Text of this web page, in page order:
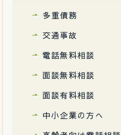
多重債務
交通事故
電話無料相談
面談無料相談
面談有料相談
中小企業の方へ